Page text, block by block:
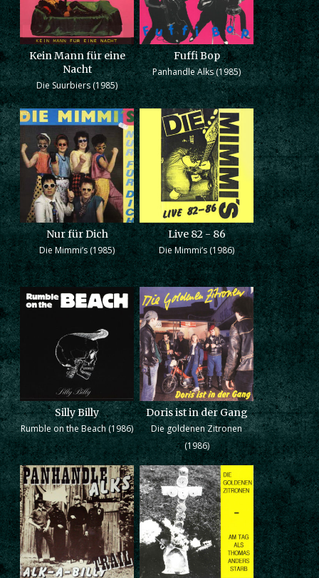
Kein Mann für eine
Nacht
Die Suurbiers (1985)
Fuffi Bop
Panhandle Alks (1985)
Nur für Dich
Die Mimmi’s (1985)
Live 82 - 86
Die Mimmi’s (1986)
Silly Billy
Rumble on the Beach (1986)
Doris ist in der Gang
Die goldenen Zitronen
(1986)